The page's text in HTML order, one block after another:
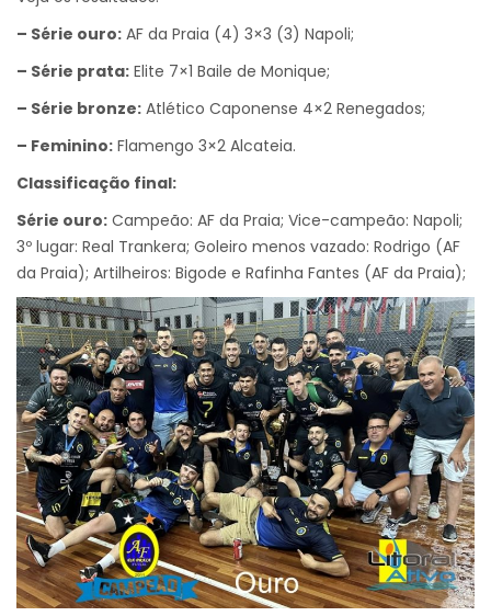
– Série ouro: AF da Praia (4) 3×3 (3) Napoli;
– Série prata: Elite 7×1 Baile de Monique;
– Série bronze: Atlético Caponense 4×2 Renegados;
– Feminino: Flamengo 3×2 Alcateia.
Classificação final:
Série ouro: Campeão: AF da Praia; Vice-campeão: Napoli;
3º lugar: Real Trankera; Goleiro menos vazado: Rodrigo (AF
da Praia); Artilheiros: Bigode e Rafinha Fantes (AF da Praia);